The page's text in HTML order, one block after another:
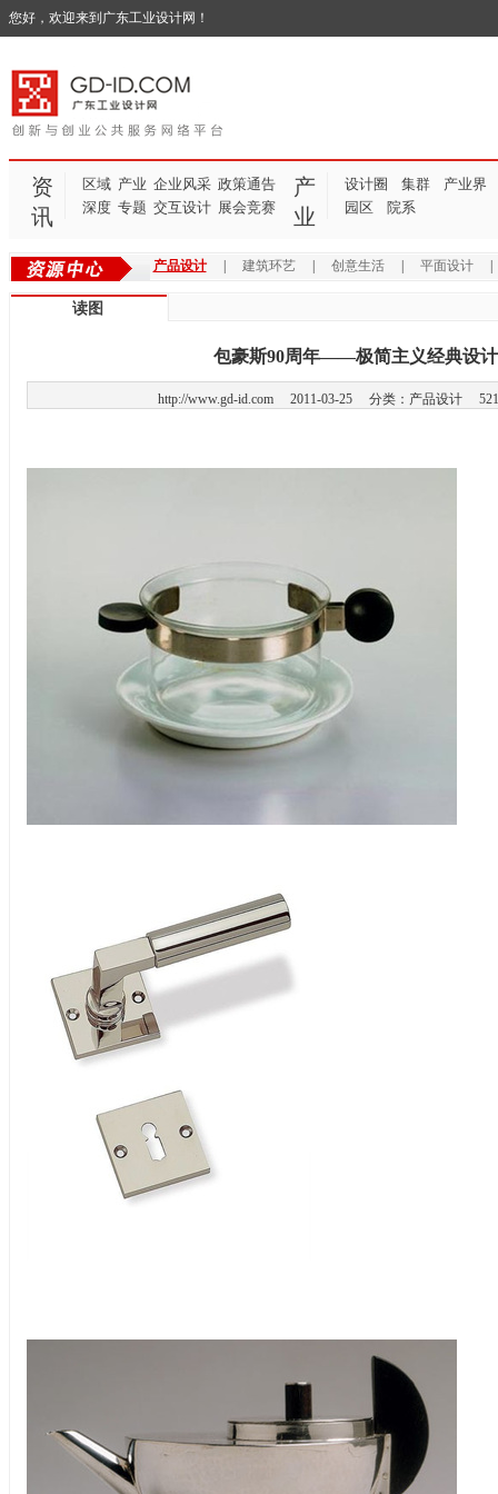
您好，欢迎来到广东工业设计网！
资
讯
区域 产业 企业风采 政策通告
深度 专题 交互设计 展会竞赛
产
业
设计圈 集群
产业界
园区
院系
产品设计| 建筑环艺| 创意生活| 平面设计
读图
包豪斯90周年——极简主义经典设
http://www.gd-id.com2011-03-25 分类：产品设计